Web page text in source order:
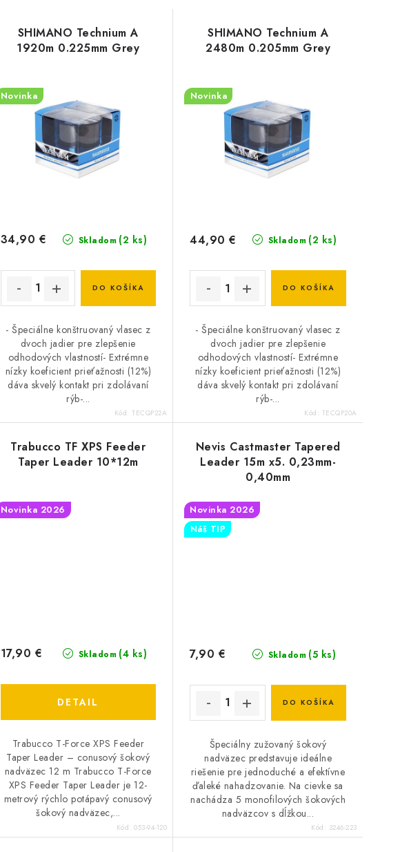
SHIMANO Technium A
1920m 0.225mm Grey
Novinka
Skladom (2 ks)
34,90 €
DO KOŠÍKA
- Špeciálne konštruovaný vlasec z
dvoch jadier pre zlepšenie
odhodových vlastností- Extrémne
nízky koeficient prieťažnosti (12%)
dáva skvelý kontakt pri zdolávaní
rýb-...
Kód:TECQP22A
SHIMANO Technium A
2480m 0.205mm Grey
Novinka
Skladom (2 ks)
44,90 €
DO KOŠÍKA
- Špeciálne konštruovaný vlasec z
dvoch jadier pre zlepšenie
odhodových vlastností- Extrémne
nízky koeficient prieťažnosti (12%)
dáva skvelý kontakt pri zdolávaní
rýb-...
Kód: TECQP20A
Trabucco TF XPS Feeder
Taper Leader 10*12m
Novinka 2026
Skladom (4 ks)
17,90 €
DETAIL
Trabucco T-Force XPS Feeder
Taper Leader – conusový šokový
nadväzec 12 m Trabucco T-Force
XPS Feeder Taper Leader je 12-
metrový rýchlo potápavý conusový
šokový nadväzec,...
Kód:053-94-120
Nevis Castmaster Tapered
Leader 15m x5. 0,23mm-
0,40mm
Novinka 2026
Náš TIP
Skladom (5 ks)
7,90 €
DO KOŠÍKA
Špeciálny zužovaný šokový
nadväzec predstavuje ideálne
riešenie pre jednoduché a efektívne
ďaleké nahadzovanie. Na cievke sa
nachádza 5 monofilových šokových
nadväzcov s dĺžkou...
Kód: 3246-223